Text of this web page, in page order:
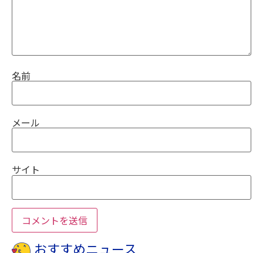
名前
メール
サイト
おすすめニュース